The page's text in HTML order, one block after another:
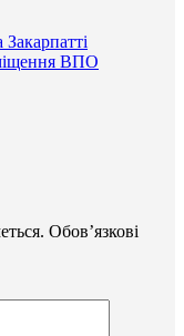
ВПО
Обов’язкові